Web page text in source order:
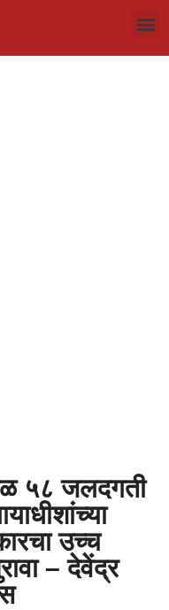
५८ जलदगती
उच्च
– देवेंद्र